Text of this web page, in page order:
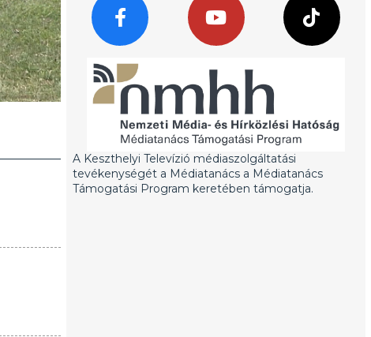
A Keszthelyi Televízió médiaszolgáltatási
tevékenységét a Médiatanács a Médiatanács
Támogatási Program keretében támogatja.